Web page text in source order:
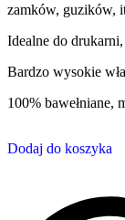
zamków, guzików,
Idealne do
Bardzo wysokie
100% bawełniane,
Dodaj do koszyka